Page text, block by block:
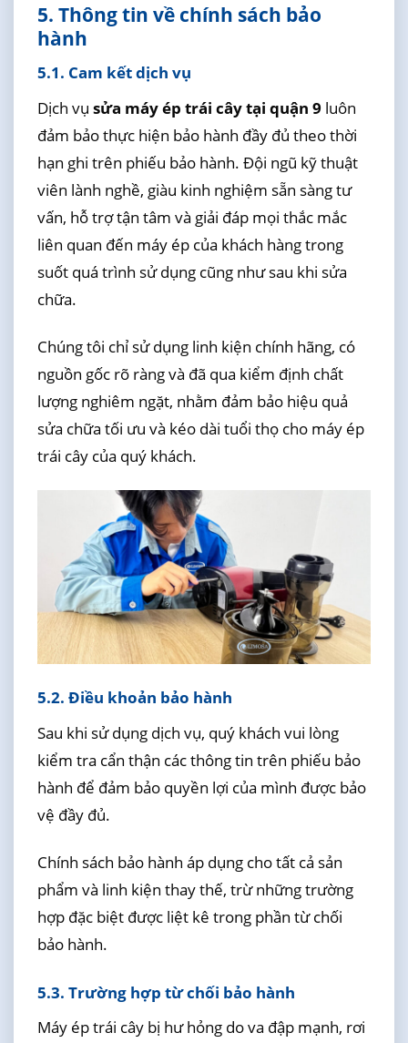
5. Thông tin về chính sách bảo
hành
5.1. Cam kết dịch vụ
Dịch vụ sửa máy ép trái cây tại quận 9 luôn
đảm bảo thực hiện bảo hành đầy đủ theo thời
hạn ghi trên phiếu bảo hành. Đội ngũ kỹ thuật
viên lành nghề, giàu kinh nghiệm sẵn sàng tư
vấn, hỗ trợ tận tâm và giải đáp mọi thắc mắc
liên quan đến máy ép của khách hàng trong
suốt quá trình sử dụng cũng như sau khi sửa
chữa.
Chúng tôi chỉ sử dụng linh kiện chính hãng, có
nguồn gốc rõ ràng và đã qua kiểm định chất
lượng nghiêm ngặt, nhằm đảm bảo hiệu quả
sửa chữa tối ưu và kéo dài tuổi thọ cho máy ép
trái cây của quý khách.
5.2. Điều khoản bảo hành
Sau khi sử dụng dịch vụ, quý khách vui lòng
kiểm tra cẩn thận các thông tin trên phiếu bảo
hành để đảm bảo quyền lợi của mình được bảo
vệ đầy đủ.
Chính sách bảo hành áp dụng cho tất cả sản
phẩm và linh kiện thay thế, trừ những trường
hợp đặc biệt được liệt kê trong phần từ chối
bảo hành.
5.3. Trường hợp từ chối bảo hành
Máy ép trái cây bị hư hỏng do va đập mạnh, rơi